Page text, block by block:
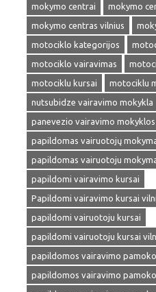
mokymo centrai
mokymo
mokymo centras vilnius
motociklo kategorijos
motociklo vairavimas
motociklu kursai
motociklu
nutsubidze vairavimo mokykla
panevezio vairavimo mokyklos
papildomas vairuotojų
papildomas vairuotoju
papildomi vairavimo kursai
Papildomi vairavimo kursai
papildomi vairuotoju kursai
papildomi vairuotoju kursai
papildomos vairavimo
papildomos vairavimo